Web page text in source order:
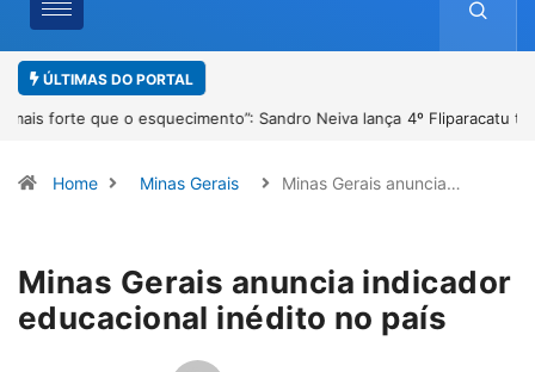
ÚLTIMAS DO PORTAL
4º Fliparacatu tem inscrições abertas para o Prêmio de Redação e
Home Minas Gerais Minas Gerais anuncia…
Minas Gerais anuncia indicador
educacional inédito no país